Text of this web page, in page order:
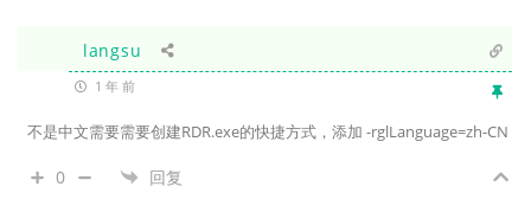
langsu
1 年 前
不是中文需要需要创建RDR.exe的快捷方式，添加 -rglLanguage=zh-CN
0 回复